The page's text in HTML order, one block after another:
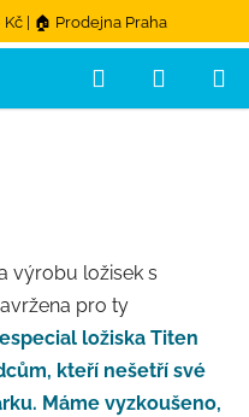
| 🏠 Prodejna Praha
Hledat
výrobu ložisek s
pro ty
ložiska Titen
kteří nešetří své
Máme vyzkoušeno,